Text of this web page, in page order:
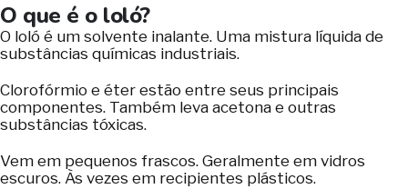
O que é o loló?
O loló é um solvente inalante. Uma mistura líquida de
substâncias químicas industriais.
Clorofórmio e éter estão entre seus principais
componentes. Também leva acetona e outras
substâncias tóxicas.
Vem em pequenos frascos. Geralmente em vidros
escuros. Às vezes em recipientes plásticos.